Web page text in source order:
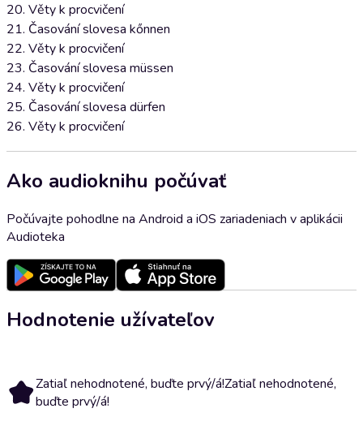
20. Věty k procvičení
21. Časování slovesa kőnnen
22. Věty k procvičení
23. Časování slovesa müssen
24. Věty k procvičení
25. Časování slovesa dürfen
26. Věty k procvičení
Ako audioknihu počúvať
Počúvajte pohodlne na Android a iOS zariadeniach v aplikácii
Audioteka
Hodnotenie užívateľov
Zatiaľ nehodnotené, buďte prvý/á!Zatiaľ nehodnotené,
buďte prvý/á!